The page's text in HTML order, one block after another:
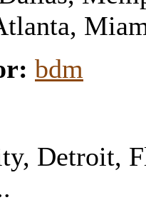
bdm
Detroit,